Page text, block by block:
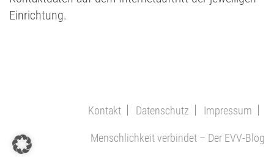
Einrichtung.
Kontakt Datenschutz Impressum
Menschlichkeit verbindet – Der EVV-Blog